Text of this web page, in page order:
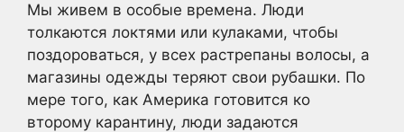
Мы живем в особые времена. Люди
толкаются локтями или кулаками, чтобы
поздороваться, у всех растрепаны волосы, а
магазины одежды теряют свои рубашки. По
мере того, как Америка готовится ко
второму карантину, люди задаются